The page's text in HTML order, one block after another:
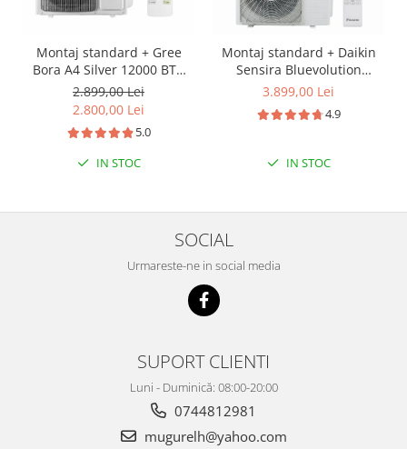
Montaj standard + Gree
Bora A4 Silver 12000 BTU
GWH12AAB-K6DNA4A, Clasa
A++ Wifi - Gree
2.899,00 Lei
2.800,00 Lei
5.0
IN STOC
Montaj standard + Daikin
Sensira Bluevolution
FTXC35E-RXC35E Inverter
3.899,00 Lei
4.9
IN STOC
SOCIAL
Urmareste-ne in social media
SUPORT CLIENTI
Luni - Duminică: 08:00-20:00
0744812981
mugurelh@yahoo.com